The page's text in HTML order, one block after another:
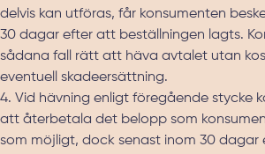
delvis kan utföras, får konsumenten
30 dagar efter att beställningen lagts.
sådana fall rätt att häva avtalet utan
eventuell skadeersättning.
4. Vid hävning enligt föregående stycke
att återbetala det belopp som
som möjligt, dock senast inom 30 dagar